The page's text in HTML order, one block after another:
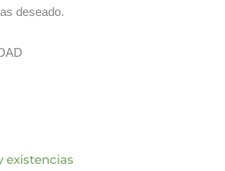
deseado.
existencias